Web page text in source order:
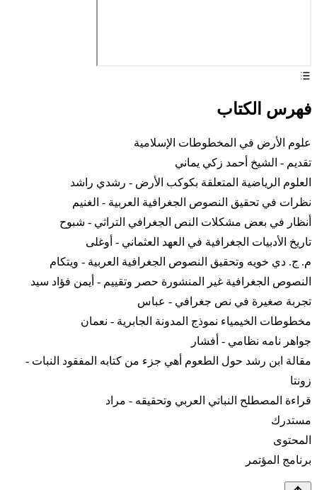
فهرس الكتاب
علوم الأرض في المخطوطات الإسلامية
تقديم - الشيخ أحمد زكي يماني
العلوم الرياضية المتعلقة بكوكب الأرض - رشدي راشد
نظرات في تحقيق النصوص الجغرافية العربية - الغنيم
أنظار في بعض مشكلات النص الجغرافي التراثي - شبوح
تاريخ الأدبيات الجغرافية في العهد العثماني - أوغلى
م. ج. دي خويه وتحقيق النصوص الجغرافية العربية - ويتكام
النصوص الجغرافية غير المنشورة حصر وتقييم - أيمن فؤاد سيد
تجربة صغيرة في نص جغرافي - عباس
مخطوطات الخيمياء نموذج المدونة الجابرية - نعمان
جواهر نامه نظامي - أفشار
مقالة ابن رشد حول الطعوم أهي جزء من كتابه المفقود النبات -
زونتا
قراءة المصطلح النباتي العربي وتحقيقه - مراد
مستدرك
المحتوى
برنامج المؤتمر